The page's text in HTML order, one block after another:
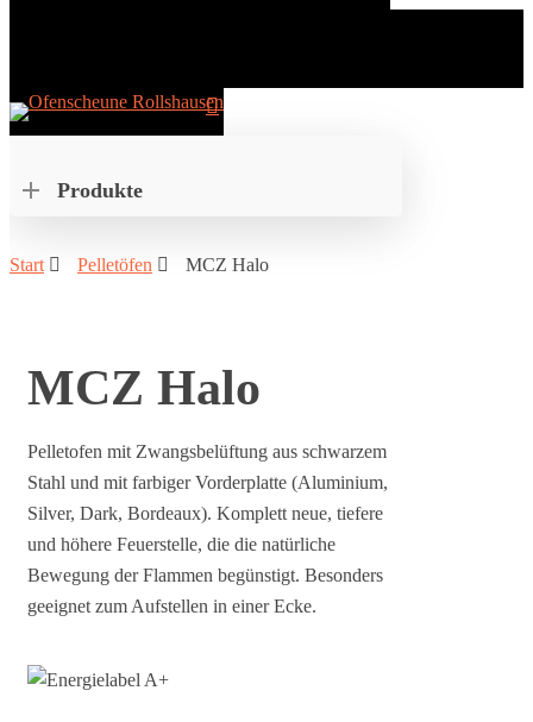
schließen der Suche.
Produkte
Start Pelletöfen MCZ Halo
MCZ Halo
Pelletofen mit Zwangsbelüftung aus schwarzem
Stahl und mit farbiger Vorderplatte (Aluminium,
Silver, Dark, Bordeaux). Komplett neue, tiefere
und höhere Feuerstelle, die die natürliche
Bewegung der Flammen begünstigt. Besonders
geeignet zum Aufstellen in einer Ecke.